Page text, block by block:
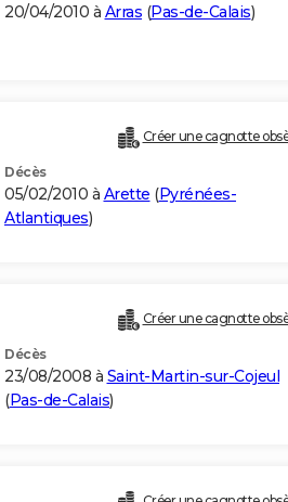
20/04/2010 à Arras (Pas-de-Calais)
Créer une cagnotte
Décès
05/02/2010 à Arette (Pyrénées-
Atlantiques)
Créer une cagnotte
Décès
23/08/2008 à Saint-Martin-sur-Cojeul
(Pas-de-Calais)